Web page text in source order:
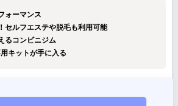
ォーマンス
セルフエステや脱毛も利用可能
るコンビニジム
キットが手に入る